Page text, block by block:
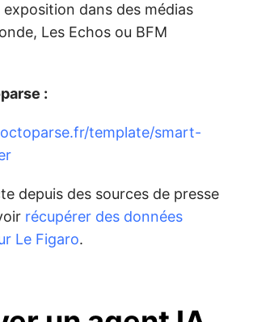
exposition dans des médias
Les Echos ou BFM
:
template/smart-
depuis des sources de presse
récupérer des données
Le Figaro.